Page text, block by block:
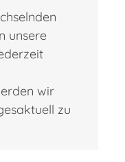
unsere
wir
zu